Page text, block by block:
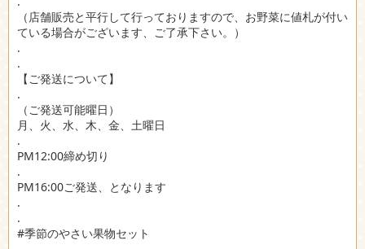
（店舗販売と平行して行っておりますので、お野菜に値札が付い
ている場合がございます、ご了承下さい。）
.
.
【ご発送について】
.
（ご発送可能曜日）
月、火、水、木、金、土曜日
.
PM12:00締め切り
.
PM16:00ご発送、となります
.
.
#季節のやさい果物セット